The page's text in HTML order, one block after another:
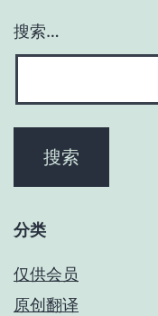
搜索…
分类
仅供会员
原创翻译